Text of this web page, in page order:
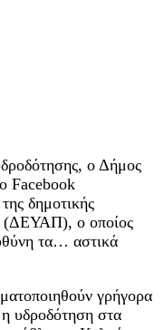
ο Δήμος
Facebook
δημοτικής
(ΔΕΥΑΠ), ο οποίος
τα… αστικά
γρήγορα
η υδροδότηση στα